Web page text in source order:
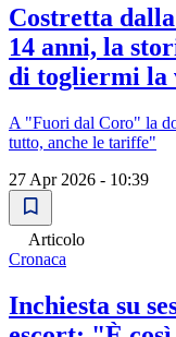
Costretta
14 anni, la
di togliermi la
A "Fuori dal Coro" la
tutto, anche le tariffe"
27 Apr 2026 - 10:39
Articolo
Cronaca
Inchiesta su